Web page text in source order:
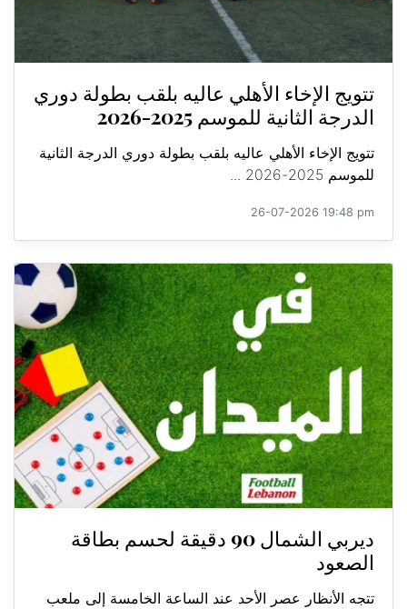
تتويج الإخاء الأهلي عاليه بلقب بطولة دوري
الدرجة الثانية للموسم 2025-2026
تتويج الإخاء الأهلي عاليه بلقب بطولة دوري الدرجة الثانية
للموسم 2025-2026 ...
26-07-2026 19:48 pm
ديربي الشمال 90 دقيقة لحسم بطاقة
الصعود
تتجه الأنظار عصر الأحد عند الساعة الخامسة إلى ملعب